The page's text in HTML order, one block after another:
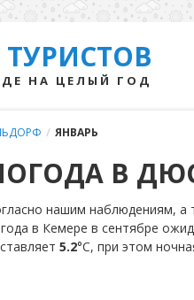
НА ЦЕЛЫЙ ГОД
/ ЯНВАРЬ
В
нашим наблюдениям, а
в Кемере в сентябре
5.2°С, при этом